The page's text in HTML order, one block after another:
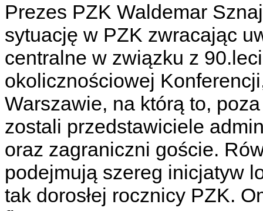
Prezes PZK Waldemar
sytuację w PZK zwracając
centralne w związku z
okolicznościowej
Warszawie, na którą to,
zostali przedstawiciele
oraz zagraniczni goście.
podejmują szereg inicjatyw
tak dorosłej rocznicy PZK.